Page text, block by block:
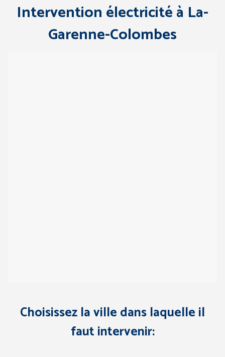
Intervention électricité à La-
Garenne-Colombes
Choisissez la ville dans laquelle il
faut intervenir: